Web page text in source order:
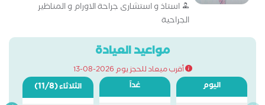
استاذ و استشارى جراحة الاورام و المناظير
الجراحية
مواعيد العيادة
أقرب ميعاد للحجز يوم 2026-08-13
اليوم
غداً الثلاثاء(11/8)